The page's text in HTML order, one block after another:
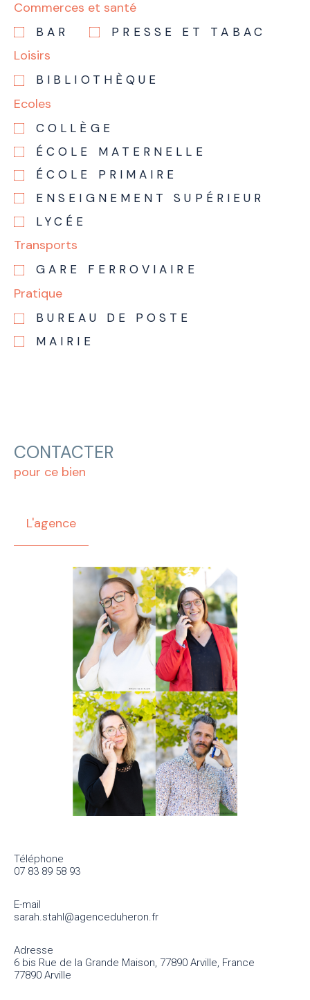
Commerces et santé
BAR PRESSE ET TABAC
Loisirs
BIBLIOTHÈQUE
Ecoles
COLLÈGE
ÉCOLE MATERNELLE
ÉCOLE PRIMAIRE
ENSEIGNEMENT SUPÉRIEUR
LYCÉE
Transports
GARE FERROVIAIRE
Pratique
BUREAU DE POSTE
MAIRIE
CONTACTER
pour ce bien
L'agence
Téléphone
07 83 89 58 93
E-mail
sarah.stahl@agenceduheron.fr
Adresse
6 bis Rue de la Grande Maison, 77890 Arville, France
77890 Arville